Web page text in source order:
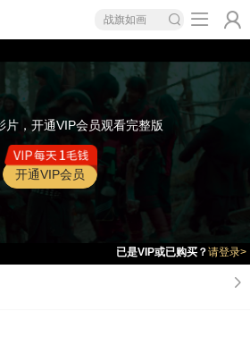
战旗如画
片，开通VIP会员观看完整版
开通VIP会员
已是VIP或已购买？请登录>